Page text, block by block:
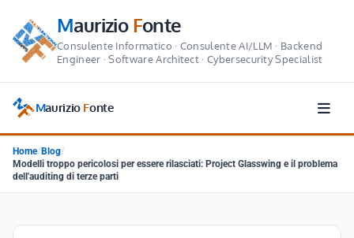
MaurizioFonte
Consulente Informatico · Consulente AI/LLM · Backend
Engineer · Software Architect · Cybersecurity Specialist
Maurizio Fonte
Home/ Blog/
Modelli troppo pericolosi per essere rilasciati: Project Glasswing e il problema
dell'auditing di terze parti